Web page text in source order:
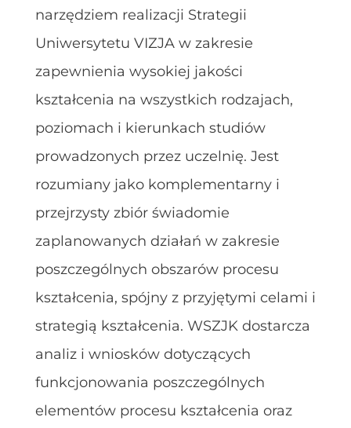
narzędziem realizacji Strategii
Uniwersytetu VIZJA w zakresie
zapewnienia wysokiej jakości
kształcenia na wszystkich rodzajach,
poziomach i kierunkach studiów
prowadzonych przez uczelnię. Jest
rozumiany jako komplementarny i
przejrzysty zbiór świadomie
zaplanowanych działań w zakresie
poszczególnych obszarów procesu
kształcenia, spójny z przyjętymi celami i
strategią kształcenia. WSZJK dostarcza
analiz i wniosków dotyczących
funkcjonowania poszczególnych
elementów procesu kształcenia oraz